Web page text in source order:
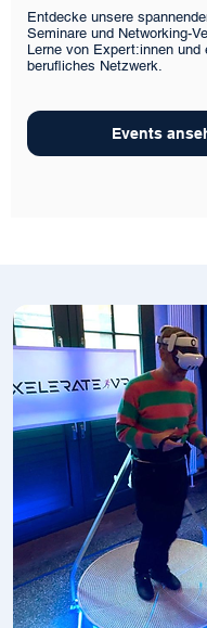
Entdecke unsere
Seminare und Networking-
Lerne von Expert:innen und
berufliches Netzwerk.
Events